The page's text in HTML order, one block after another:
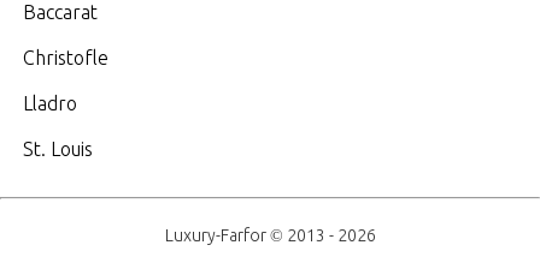
Baccarat
Christofle
Lladro
St. Louis
Luxury-Farfor © 2013 - 2026